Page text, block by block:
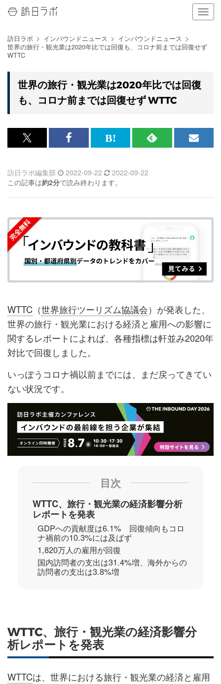
ナ
ビ
ー
シ
訪日ラボ インバウンドニュース
インバウンドニュース
世界の旅行・観光業は2020年比では回復も、コロナ前までは回復せず
WTTC
世界の旅行・観光業は2020年比では回復
も、コロナ前までは回復せず WTTC
x<br>
記
事
シ
ェ
ア
す
る
Facebook<br>
記
事
シ
ェ
ア
す
る
は
な
ブ
ク
マ
ー
ク
に
加
RSS
購
読
す
る
メ
録
す
訪日ラボ編集部 2022-09-22
2022-09-22
この記事は約2分で読み終わります。
WTTC （世界旅行ツーリズム協議会）が発表した、
世界の旅行・観光業における経済と雇用への影響に
関するレポートによれば、各種指標は軒並み2020年
対比で回復しました。
いっぽうコロナ禍以前までには、まだ戻ってきてい
ない状況です。
目次
WTTC、旅行・観光業の経済影響分析
レポートを発表
GDPへの貢献度は6.1% 回復傾向もコロ
ナ禍前の10.3%には及ばず
1,820万人の雇用が回復
国内訪問者の支出は31.4%増、海外からの
訪問者の支出は3.8%増
WTTC、旅行・観光業の経済影響分
析レポートを発表
WTTCは、世界における旅行・観光業の経済と雇用